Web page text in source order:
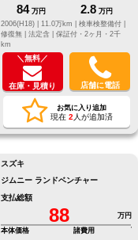
84 万円 2.8 万円
2006(H18) |
11.0万km |
検車検整備付 |
修復無 | 法定含 | 保証付・2ヶ月・2千
km
＼無料／
在庫・見積り 店舗に電話
お気に入り追加
現在 2 人が追加済
スズキ
ジムニー ランドベンチャー
支払総額
88
万円
本体価格
諸費用